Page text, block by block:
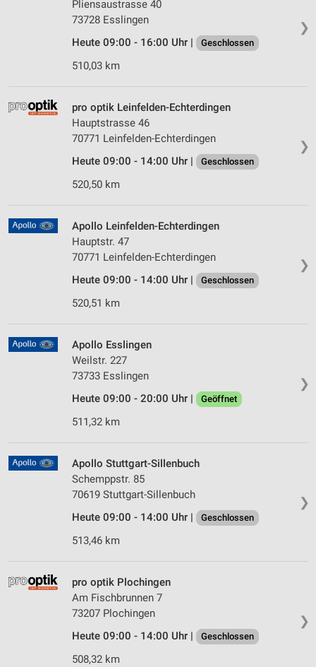
❯
Pliensaustrasse 40
73728 Esslingen
Heute 09:00 - 16:00 Uhr |
Geschlossen
510,03 km
❯
pro optik Leinfelden-Echterdingen
Hauptstrasse 46
70771 Leinfelden-Echterdingen
Heute 09:00 - 14:00 Uhr |
Geschlossen
520,50 km
❯
Apollo Leinfelden-Echterdingen
Hauptstr. 47
70771 Leinfelden-Echterdingen
Heute 09:00 - 14:00 Uhr |
Geschlossen
520,51 km
❯
Apollo Esslingen
Weilstr. 227
73733 Esslingen
Heute 09:00 - 20:00 Uhr |
Geöffnet
511,32 km
❯
Apollo Stuttgart-Sillenbuch
Schemppstr. 85
70619 Stuttgart-Sillenbuch
Heute 09:00 - 14:00 Uhr |
Geschlossen
513,46 km
❯
pro optik Plochingen
Am Fischbrunnen 7
73207 Plochingen
Heute 09:00 - 14:00 Uhr |
Geschlossen
508,32 km